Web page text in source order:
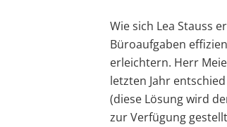
Wie sich Lea Stauss
Büroaufgaben
erleichtern. Herr
letzten Jahr
(diese Lösung wird
zur Verfügung